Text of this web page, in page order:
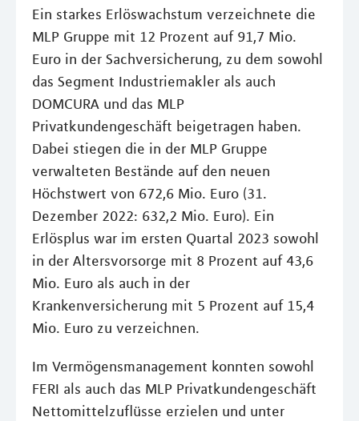
Ein starkes Erlöswachstum verzeichnete die
MLP Gruppe mit 12 Prozent auf 91,7 Mio.
Euro in der Sachversicherung, zu dem sowohl
das Segment Industriemakler als auch
DOMCURA und das MLP
Privatkundengeschäft beigetragen haben.
Dabei stiegen die in der MLP Gruppe
verwalteten Bestände auf den neuen
Höchstwert von 672,6 Mio. Euro (31.
Dezember 2022: 632,2 Mio. Euro). Ein
Erlösplus war im ersten Quartal 2023 sowohl
in der Altersvorsorge mit 8 Prozent auf 43,6
Mio. Euro als auch in der
Krankenversicherung mit 5 Prozent auf 15,4
Mio. Euro zu verzeichnen.
Im Vermögensmanagement konnten sowohl
FERI als auch das MLP Privatkundengeschäft
Nettomittelzuflüsse erzielen und unter